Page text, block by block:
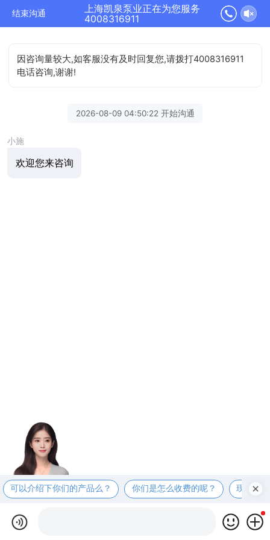
结束沟通
上海凯泉泵业正在为您服务
4008316911
因咨询量较大,如客服没有及时回复您,请拨打4008316911
电话咨询,谢谢!
2026-08-09 04:50:22 开始沟通
小施
欢迎您来咨询
可以介绍下你们的产品么？ 你们是怎么收费的呢？ 现在有